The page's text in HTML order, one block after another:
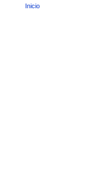
Inicio